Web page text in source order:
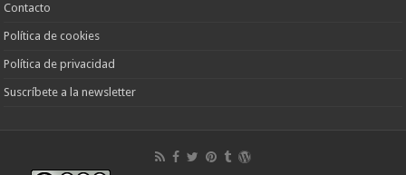
Contacto
Política de cookies
Política de privacidad
Suscríbete a la newsletter